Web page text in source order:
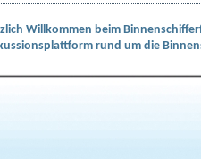
Willkommen beim
rund um die